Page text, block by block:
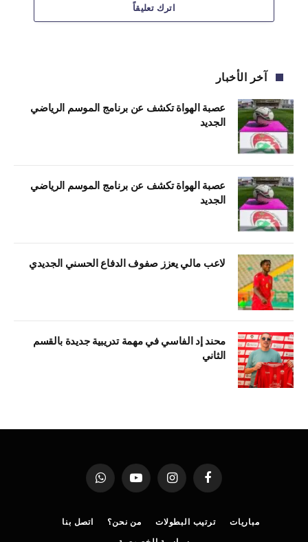
اترك تعليقاً
آخر الأخبار
عصبة الهواة تكشف عن برنامج الموسم الرياضي
الجديد
عصبة الهواة تكشف عن برنامج الموسم الرياضي
الجديد
لاعب مالي يعزز صفوف الدفاع الحسني الجديدي
محند إد الفاسي في مهمة تدريبية جديدة بالقسم
الثاني
فيسبوك الانستغراميوتيوب واتساب
مباريات ترتيب البطولات من نحن؟
اتصل بنا